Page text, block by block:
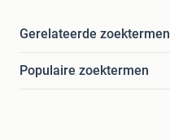
Gerelateerde zoektermen
Populaire zoektermen